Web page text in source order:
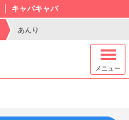
キャバキャバ
あんり
メニュー